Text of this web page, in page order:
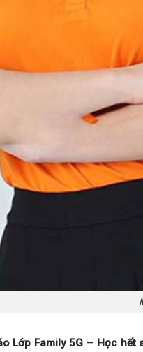
Lớp Family 5G – Học hết